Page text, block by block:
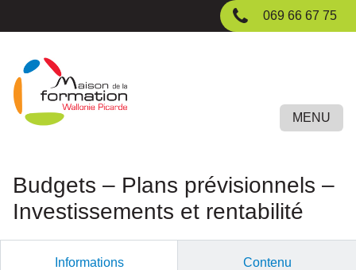
principal
069 66 67 75
MENU
Budgets – Plans prévisionnels –
Investissements et rentabilité
Informations Contenu